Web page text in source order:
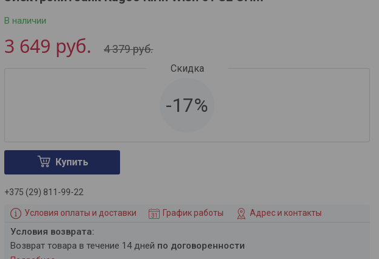
В наличии
4 379руб.
3 649 руб.
-17%
Купить
+375 (29) 811-99-22
Условия оплаты и доставки График работы Адрес и контакты
возврат товара в течение 14 дней по договоренности